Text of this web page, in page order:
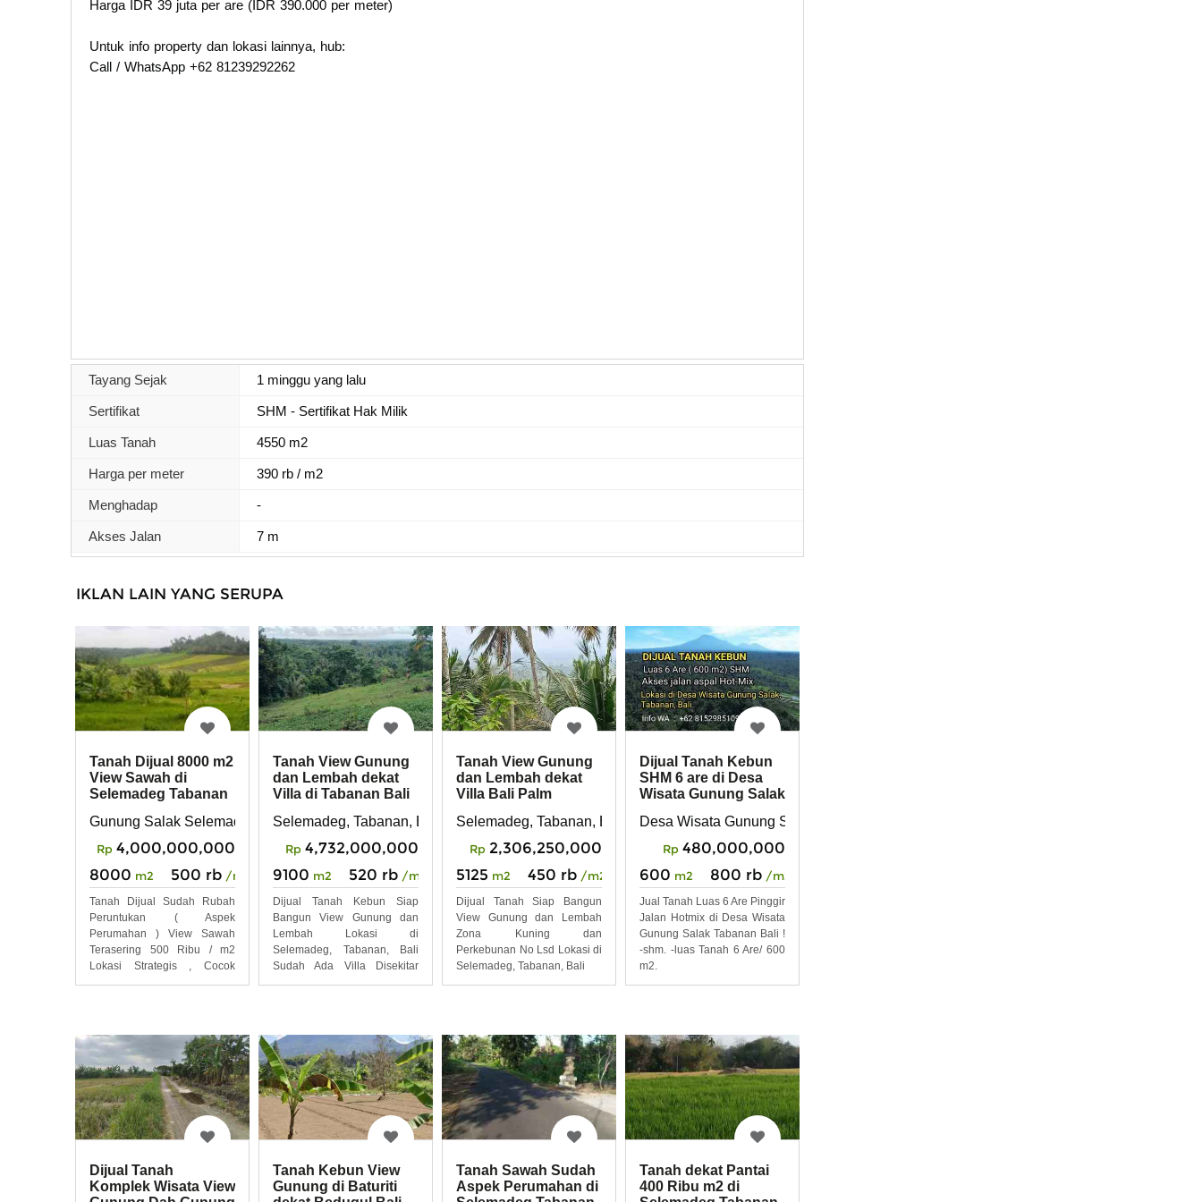
Harga IDR 39 juta per are (IDR 390.000 per meter)
Untuk info property dan lokasi lainnya, hub:
Call / WhatsApp +62 81239292262
Tayang Sejak 1 minggu yang lalu
Sertifikat SHM - Sertifikat Hak Milik
Luas Tanah 4550 m2
Harga per meter 390 rb / m2
Menghadap -
Akses Jalan 7 m
IKLAN LAIN YANG SERUPA
Tanah Dijual 8000 m2
View Sawah di
Selemadeg Tabanan
Gunung Salak Selemadeg Tabanan Bali
Rp 4,000,000,000
8000 m2 500 rb /m2
Tanah Dijual Sudah Rubah
Peruntukan ( Aspek
Perumahan ) View Sawah
Terasering 500 Ribu / m2
Lokasi Strategis , Cocok
Tanah View Gunung
dan Lembah dekat
Villa di Tabanan Bali
Selemadeg, Tabanan, Bali
Rp 4,732,000,000
9100 m2 520 rb /m2
Dijual Tanah Kebun Siap
Bangun View Gunung dan
Lembah Lokasi di
Selemadeg, Tabanan, Bali
Sudah Ada Villa Disekitar
Tanah View Gunung
dan Lembah dekat
Villa Bali Palm
Selemadeg, Tabanan, Bali
Rp 2,306,250,000
5125 m2 450 rb /m2
Dijual Tanah Siap Bangun
View Gunung dan Lembah
Zona Kuning dan
Perkebunan No Lsd Lokasi di
Selemadeg, Tabanan, Bali
Dijual Tanah Kebun
SHM 6 are di Desa
Wisata Gunung Salak
Desa Wisata Gunung Salak Tabanan
Rp 480,000,000
600 m2 800 rb /m2
Jual Tanah Luas 6 Are Pinggir
Jalan Hotmix di Desa Wisata
Gunung Salak Tabanan Bali !
-shm. -luas Tanah 6 Are/ 600
m2.
Dijual Tanah
Komplek Wisata View
Tanah Kebun View
Gunung di Baturiti
Tanah Sawah Sudah
Aspek Perumahan di
Tanah dekat Pantai
400 Ribu m2 di